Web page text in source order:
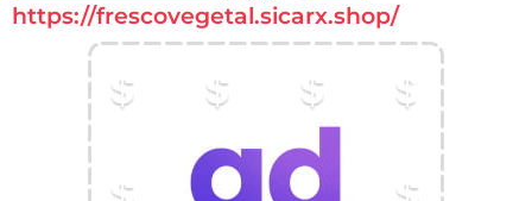
https://frescovegetal.sicarx.shop/